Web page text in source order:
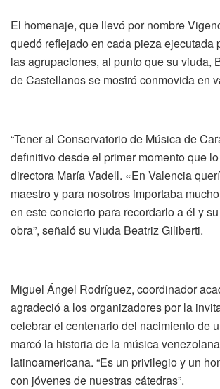
El homenaje, que llevó por nombre
quedó reflejado en cada pieza ejecutada
las agrupaciones, al punto que su viuda,
de Castellanos se mostró conmovida en
“Tener al Conservatorio de Música de
definitivo desde el primer momento que
directora María Vadell. «En Valencia
maestro y para nosotros importaba
en este concierto para recordarlo a él y
obra”, señaló su viuda Beatriz Giliberti.
Miguel Ángel Rodríguez, coordinador
agradeció a los organizadores por la
celebrar el centenario del nacimiento de
marcó la historia de la música
latinoamericana. “Es un privilegio y un
con jóvenes de nuestras cátedras”.